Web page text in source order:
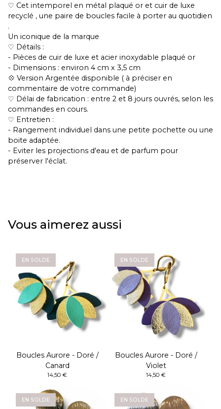
♡ Cet intemporel en métal plaqué or et cuir de luxe
recyclé , une paire de boucles facile à porter au quotidien
.
Un iconique de la marque
♡ Détails :
- Pièces de cuir de luxe et acier inoxydable plaqué or
- Dimensions : environ 4 cm x 3,5 cm
💠 Version Argentée disponible ( à préciser en
commentaire de votre commande)
♡ Délai de fabrication : entre 2 et 8 jours ouvrés, selon les
commandes en cours.
♡ Entretien :
- Rangement individuel dans une petite pochette ou une
boite adaptée.
- Eviter les projections d'eau et de parfum pour
préserver l'éclat.
Vous aimerez aussi
EN SOLDE
Boucles Aurore - Doré /
Canard
14,50 €
EN SOLDE
Boucles Aurore - Doré /
Violet
14,50 €
EN SOLDE EN SOLDE